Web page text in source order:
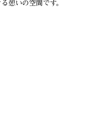
憩いの空間です。